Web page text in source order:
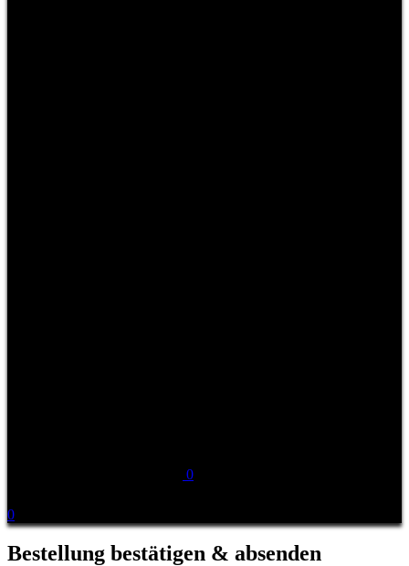
0
0
Bestellung bestätigen & absenden